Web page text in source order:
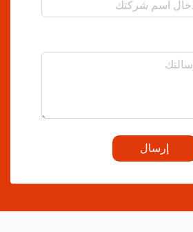
إرسال